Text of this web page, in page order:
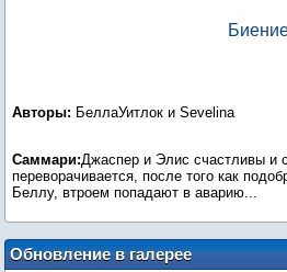
Авторы: БеллаУитлок и Sevelina
Саммари:Джаспер и Элис счастливы и
переворачивается, после того как
Беллу, втроем попадают в аварию...
Обновление в галерее